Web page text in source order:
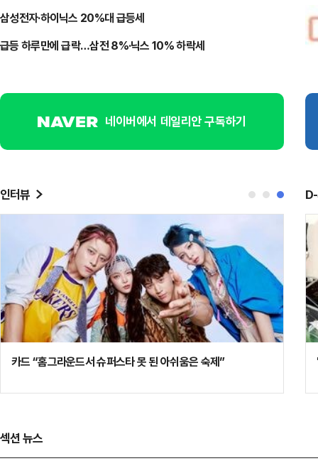
삼성전자·하이닉스 20%대 급등세
급등 하루만에 급락…삼전 8%·닉스 10% 하락세
네이버에서 데일리안 구독하기
인터뷰
“진지한 액션에 녹아든 코미디” …‘김부장’ 감독의 완벽했던 완
[단
섹션 뉴스